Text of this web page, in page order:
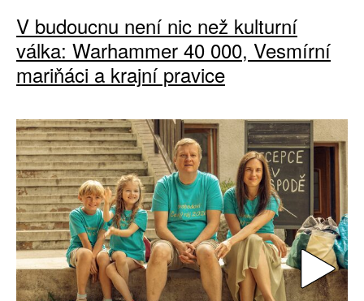
V budoucnu není nic než kulturní
válka: Warhammer 40 000, Vesmírní
mariňáci a krajní pravice